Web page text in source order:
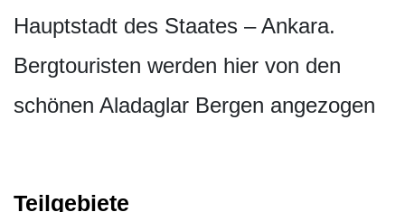
Hauptstadt des Staates – Ankara.
Bergtouristen werden hier von den
schönen Aladaglar Bergen angezogen
Teilgebiete